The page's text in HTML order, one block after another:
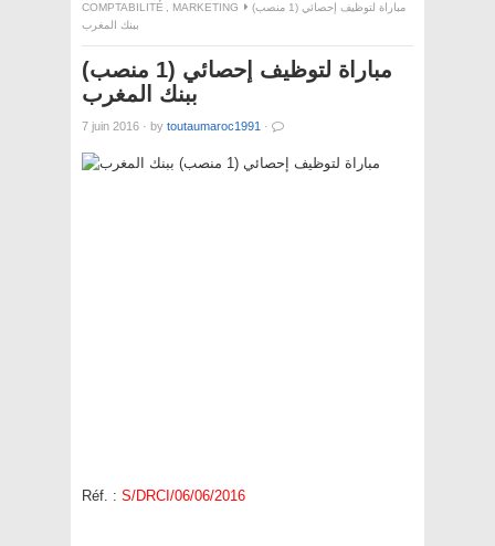
COMPTABILITÉ , MARKETING
مباراة لتوظيف إحصائي (1 منصب)
ببنك المغرب
مباراة لتوظيف إحصائي (1 منصب)
ببنك المغرب
7 juin 2016 · by toutaumaroc1991 ·
Réf. : S/DRCI/06/06/2016